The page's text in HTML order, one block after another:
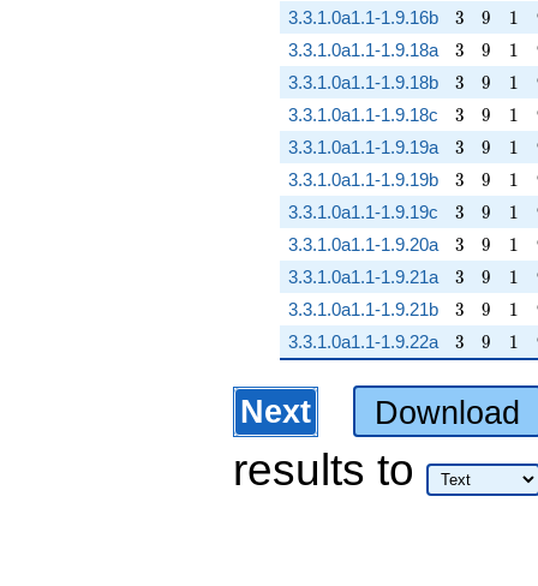
3.3.1.0a1.1-1.9.16b 3
3 9
9 11
3.3.1.0a1.1-1.9.18a 3
3 9
9 11
3.3.1.0a1.1-1.9.18b 3
3 9
9 11
3.3.1.0a1.1-1.9.18c 3
3 9
9 11
3.3.1.0a1.1-1.9.19a 3
3 9
9 11
3.3.1.0a1.1-1.9.19b 3
3 9
9 11
3.3.1.0a1.1-1.9.19c 3
3 9
9 11
3.3.1.0a1.1-1.9.20a 3
3 9
9 11
3.3.1.0a1.1-1.9.21a 3
3 9
9 11
3.3.1.0a1.1-1.9.21b 3
3 9
9 11
3.3.1.0a1.1-1.9.22a 3
3 9
9 11
Next Download
results to